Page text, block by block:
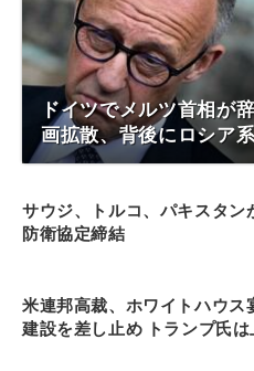
ドイツでメルツ首相が
画拡散、背後にロシア
サウジ、トルコ、パキスタン
防衛協定締結
米連邦高裁、ホワイトハウス
建設を差し止め トランプ氏